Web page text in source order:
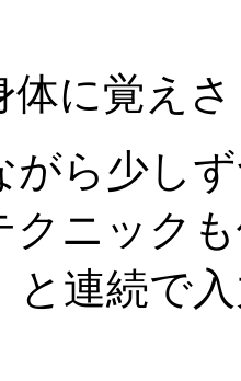
体に覚え
がら少し
クニック
と連続で